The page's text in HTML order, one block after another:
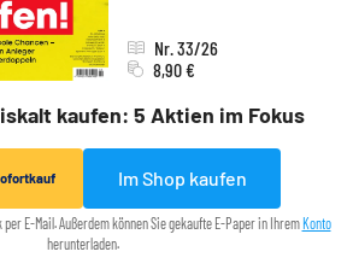
kaufen: 5 Aktien im Fokus
Nr. 33/26
8,90 €
Im Shop kaufen
E-Mail. Außerdem können Sie gekaufte E-Paper in IhremKonto
herunterladen.